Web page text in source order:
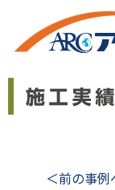
＜前の事例